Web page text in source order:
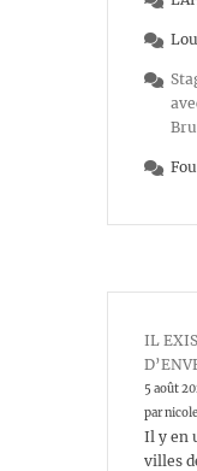
IL
5 août
par
Il y en
villes